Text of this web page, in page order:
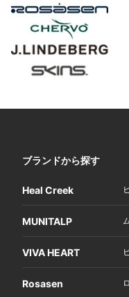
ブランドから探す
Heal Creek
MUNITALP
VIVA HEART
Rosasen